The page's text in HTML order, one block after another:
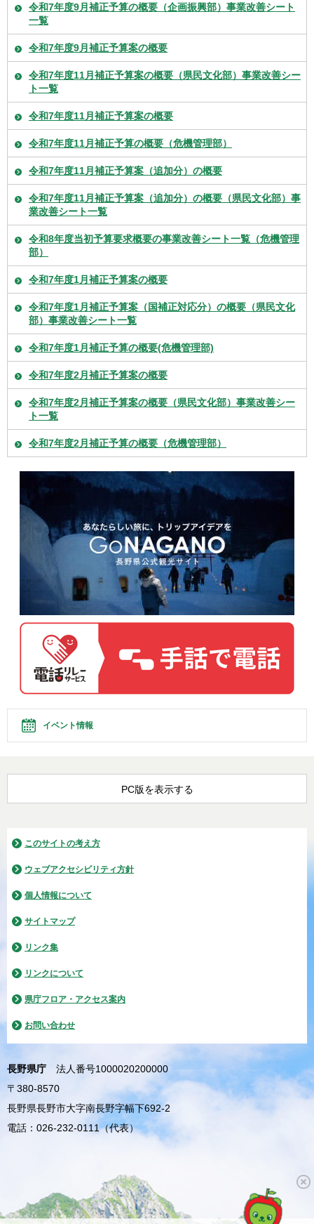
令和7年度9月補正予算の概要（企画振興部）事業改善シート
一覧
令和7年度9月補正予算案の概要
令和7年度11月補正予算案の概要（県民文化部）事業改善シー
ト一覧
令和7年度11月補正予算案の概要
令和7年度11月補正予算の概要（危機管理部）
令和7年度11月補正予算案（追加分）の概要
令和7年度11月補正予算案（追加分）の概要（県民文化部）事
業改善シート一覧
令和8年度当初予算要求概要の事業改善シート一覧（危機管理
部）
令和7年度1月補正予算案の概要
令和7年度1月補正予算案（国補正対応分）の概要（県民文化
部）事業改善シート一覧
令和7年度1月補正予算の概要(危機管理部)
令和7年度2月補正予算案の概要
令和7年度2月補正予算案の概要（県民文化部）事業改善シー
ト一覧
令和7年度2月補正予算の概要（危機管理部）
イベント情報
PC版を表示する
このサイトの考え方
ウェブアクセシビリティ方針
個人情報について
サイトマップ
リンク集
リンクについて
県庁フロア・アクセス案内
お問い合わせ
長野県庁
法人番号1000020200000
〒380-8570
長野県長野市大字南長野字幅下692-2
電話：026-232-0111（代表）